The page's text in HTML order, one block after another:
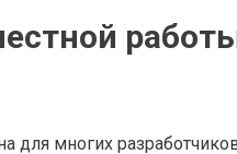
многих